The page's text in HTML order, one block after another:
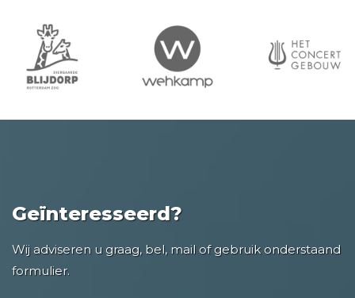
Geïnteresseerd?
Wij adviseren u graag, bel, mail of gebruik onderstaand
formulier.